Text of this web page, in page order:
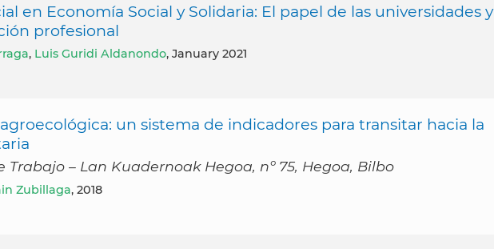
en Economía Social y Solidaria: El papel de las universidades y
profesional
, Luis Guridi Aldanondo, January 2021
un sistema de indicadores para transitar hacia la
Trabajo – Lan Kuadernoak Hegoa, nº 75, Hegoa, Bilbo
Zubillaga, 2018